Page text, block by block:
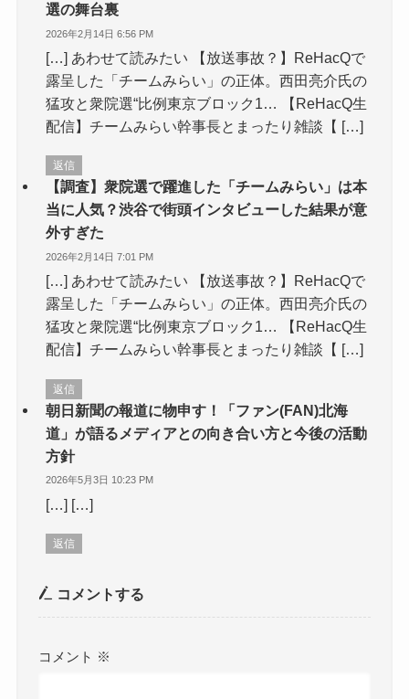
選の舞台裏
2026年2月14日 6:56 PM
[…] あわせて読みたい 【放送事故？】ReHacQで
露呈した「チームみらい」の正体。西田亮介氏の
猛攻と衆院選“比例東京ブロック1… 【ReHacQ生
配信】チームみらい幹事長とまったり雑談【 […]
返信
【調査】衆院選で躍進した「チームみらい」は本
当に人気？渋谷で街頭インタビューした結果が意
外すぎた
2026年2月14日 7:01 PM
[…] あわせて読みたい 【放送事故？】ReHacQで
露呈した「チームみらい」の正体。西田亮介氏の
猛攻と衆院選“比例東京ブロック1… 【ReHacQ生
配信】チームみらい幹事長とまったり雑談【 […]
返信
朝日新聞の報道に物申す！「ファン(FAN)北海
道」が語るメディアとの向き合い方と今後の活動
方針
2026年5月3日 10:23 PM
[…] […]
返信
コメントする
コメント ※